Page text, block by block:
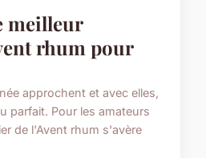
meilleur
rhum pour
approchent et avec elles,
parfait. Pour les amateurs
de l'Avent rhum s'avère